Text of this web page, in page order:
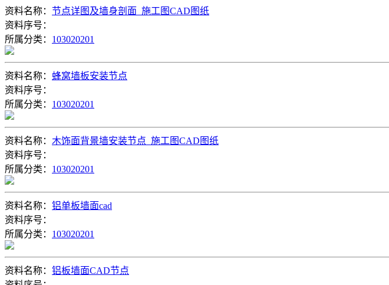
资料名称： 节点详图及墙身剖面_施工图CAD图纸
资料序号：
所属分类： 103020201
资料名称： 蜂窝墙板安装节点
资料序号：
所属分类： 103020201
资料名称： 木饰面背景墙安装节点_施工图CAD图纸
资料序号：
所属分类： 103020201
资料名称： 铝单板墙面cad
资料序号：
所属分类： 103020201
资料名称： 铝板墙面CAD节点